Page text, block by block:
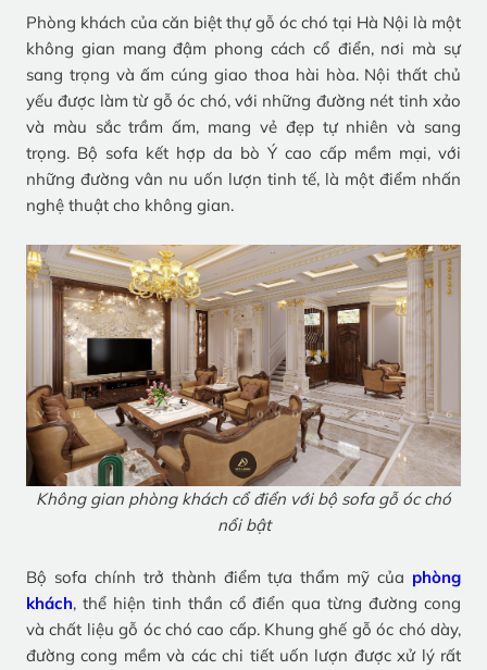
Phòng khách của căn biệt thự gỗ óc chó tại Hà Nội là một
không gian mang đậm phong cách cổ điển, nơi mà sự
sang trọng và ấm cúng giao thoa hài hòa. Nội thất chủ
yếu được làm từ gỗ óc chó, với những đường nét tinh xảo
và màu sắc trầm ấm, mang vẻ đẹp tự nhiên và sang
trọng. Bộ sofa kết hợp da bò Ý cao cấp mềm mại, với
những đường vân nu uốn lượn tinh tế, là một điểm nhấn
nghệ thuật cho không gian.
Không gian phòng khách cổ điển với bộ sofa gỗ óc chó
nổi bật
Bộ sofa chính trở thành điểm tựa thẩm mỹ của phòng
khách, thể hiện tinh thần cổ điển qua từng đường cong
và chất liệu gỗ óc chó cao cấp. Khung ghế gỗ óc chó dày,
đường cong mềm và các chi tiết uốn lượn được xử lý rất